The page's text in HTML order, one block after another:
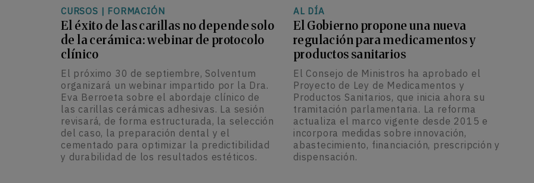
CURSOS | FORMACIÓN
El éxito de las carillas no depende solo
de la cerámica: webinar de protocolo
clínico
El próximo 30 de septiembre, Solventum
organizará un webinar impartido por la Dra.
Eva Berroeta sobre el abordaje clínico de
las carillas cerámicas adhesivas. La sesión
revisará, de forma estructurada, la selección
del caso, la preparación dental y el
cementado para optimizar la predictibilidad
y durabilidad de los resultados estéticos.
AL DÍA
El Gobierno propone una nueva
regulación para medicamentos y
productos sanitarios
El Consejo de Ministros ha aprobado el
Proyecto de Ley de Medicamentos y
Productos Sanitarios, que inicia ahora su
tramitación parlamentaria. La reforma
actualiza el marco vigente desde 2015 e
incorpora medidas sobre innovación,
abastecimiento, financiación, prescripción y
dispensación.